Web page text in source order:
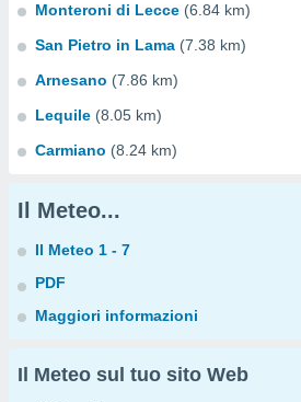
Monteroni di Lecce (6.84 km)
San Pietro in Lama (7.38 km)
Arnesano (7.86 km)
Lequile (8.05 km)
Carmiano (8.24 km)
Il Meteo...
Il Meteo 1 - 7
PDF
Maggiori informazioni
Il Meteo sul tuo sito Web